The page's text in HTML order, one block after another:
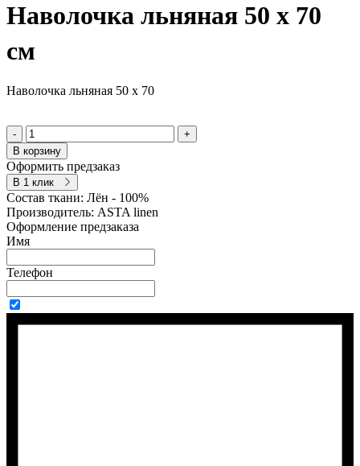
Наволочка льняная 50 х 70
см
Наволочка льняная 50 х 70
-
+
В корзину
Оформить предзаказ
В 1 клик
Состав ткани: Лён - 100%
Производитель: ASTA linen
Оформление предзаказа
Имя
Телефон